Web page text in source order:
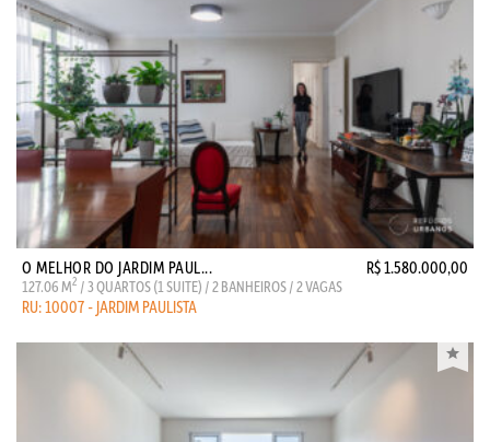
O MELHOR DO JARDIM PAUL... R$ 1.580.000,00
127.06 M2 / 3 QUARTOS (1 SUITE) / 2 BANHEIROS / 2 VAGAS
RU: 10007 - JARDIM PAULISTA